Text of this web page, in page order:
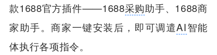
款1688官方插件——1688采购助手、1688商
家助手。商家一键安装后，即可调遣AI智能
体执行各项指令。